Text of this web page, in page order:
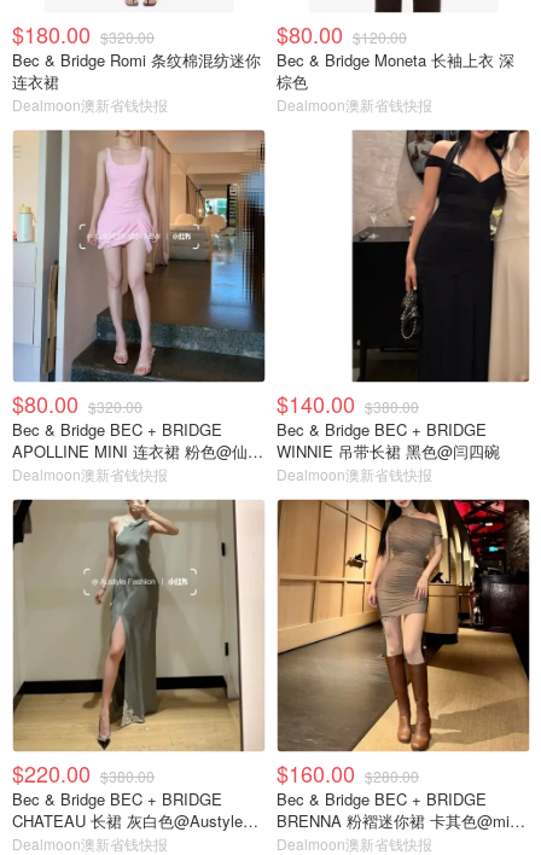
$180.00 $320.00
Bec & Bridge Romi 条纹棉混纺迷你
连衣裙
Dealmoon澳新省钱快报
$80.00 $120.00
Bec & Bridge Moneta 长袖上衣 深
棕色
Dealmoon澳新省钱快报
$80.00 $320.00
Bec & Bridge BEC + BRIDGE
APOLLINE MINI 连衣裙 粉色@仙女
FOREVER NEW
Dealmoon澳新省钱快报
$140.00 $380.00
Bec & Bridge BEC + BRIDGE
WINNIE 吊带长裙 黑色@闫四碗
Dealmoon澳新省钱快报
$220.00 $380.00
Bec & Bridge BEC + BRIDGE
CHATEAU 长裙 灰白色@Austyle
Fashion
Dealmoon澳新省钱快报
$160.00 $280.00
Bec & Bridge BEC + BRIDGE
BRENNA 粉褶迷你裙 卡其色@miya
在澳洲
Dealmoon澳新省钱快报